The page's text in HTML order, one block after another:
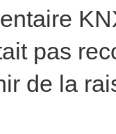
pas
de la